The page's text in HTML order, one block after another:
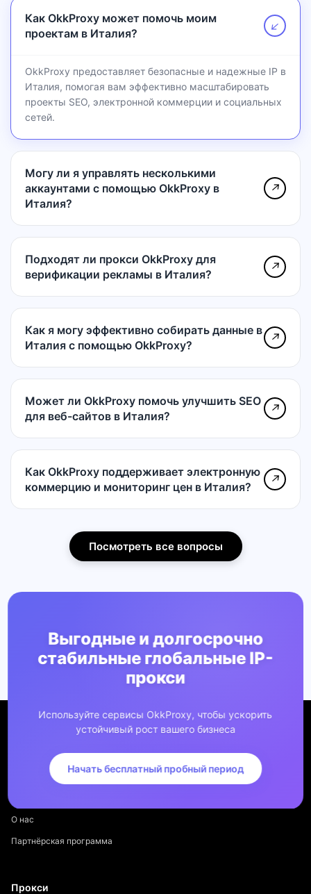
Как OkkProxy может помочь моим
проектам в Италия?
↗
OkkProxy предоставляет безопасные и надежные IP в
Италия, помогая вам эффективно масштабировать
проекты SEO, электронной коммерции и социальных
сетей.
Могу ли я управлять несколькими
аккаунтами с помощью OkkProxy в
Италия?
↗
Подходят ли прокси OkkProxy для
верификации рекламы в Италия?
↗
Как я могу эффективно собирать данные в
Италия с помощью OkkProxy?
↗
Может ли OkkProxy помочь улучшить SEO
для веб-сайтов в Италия?
↗
Как OkkProxy поддерживает электронную
коммерцию и мониторинг цен в Италия?
↗
Посмотреть все вопросы
Выгодные и долгосрочно
стабильные глобальные IP-
прокси
Используйте сервисы OkkProxy, чтобы ускорить
устойчивый рост вашего бизнеса
Начать бесплатный пробный период
О нас
Партнёрская программа
Прокси